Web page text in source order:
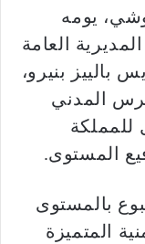
يومه
المديرية العامة
بالييز بنيرو،
المدني
للمملكة
المستوى.
بالمستوى
المتميزة